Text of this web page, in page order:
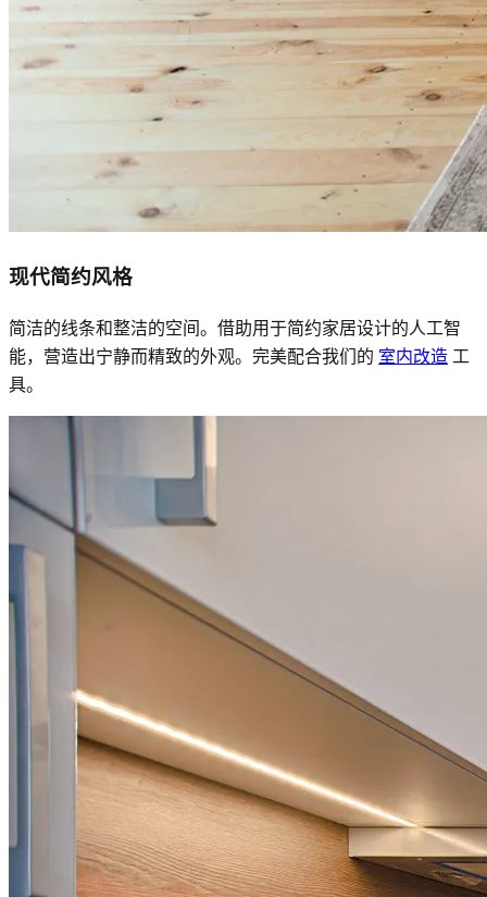
现代简约风格
简洁的线条和整洁的空间。借助用于简约家居设计的人工智
能，营造出宁静而精致的外观。完美配合我们的 室内改造工
具。